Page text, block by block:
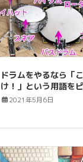
ドラムをやるなら「
け！」という用語を
2021年5月6日